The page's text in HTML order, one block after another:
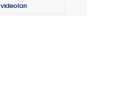
videoları